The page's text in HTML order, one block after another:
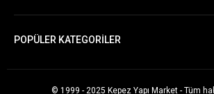
POPÜLER KATEGORİLER
© 1999 - 2025 Kepez Yapı Market - Tüm